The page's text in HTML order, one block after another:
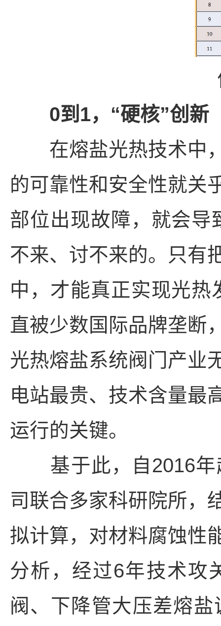
0到1，“硬核”创新
在熔盐光热技术中，
的可靠性和安全性就关
部位出现故障，就会导
不来、讨不来的。只有
中，才能真正实现光热
直被少数国际品牌垄断
光热熔盐系统阀门产业
电站最贵、技术含量最
运行的关键。
基于此，自2016年
司联合多家科研院所，
拟计算，对材料腐蚀性
分析，经过6年技术攻
阀、下降管大压差熔